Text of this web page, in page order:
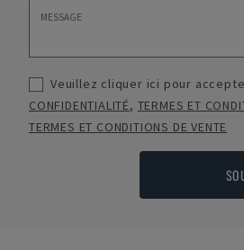
Veuillez cliquer ici pour
CONFIDENTIALITÉ, TERMES ET
TERMES ET CONDITIONS DE VENTE